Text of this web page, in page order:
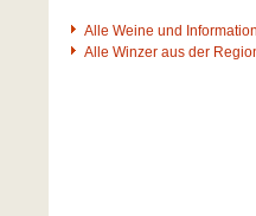
Alle Weine und
Alle Winzer aus der